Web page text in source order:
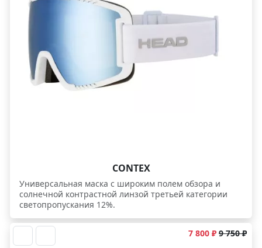
лица. - Лучшее соотношение цены и качества. Хит!
CONTEX
Универсальная маска с широким полем обзора и
солнечной контрастной линзой третьей категории
светопропускания 12%.
7 800 ₽ 9 750 ₽